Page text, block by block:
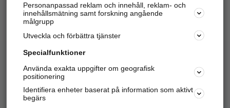
Hitta telefonnummer, adresser, företagsinfo mm.
Marknadsför företaget
Kom igång och annonsera mot
samarbetspartners nära dig.
Personanpassad reklam och innehåll, reklam- och
innehållsmätning samt forskning angående
målgrupp
Utveckla och förbättra tjänster
Specialfunktioner
Använda exakta uppgifter om geografisk
positionering
Identifiera enheter baserat på information som aktivt
begärs